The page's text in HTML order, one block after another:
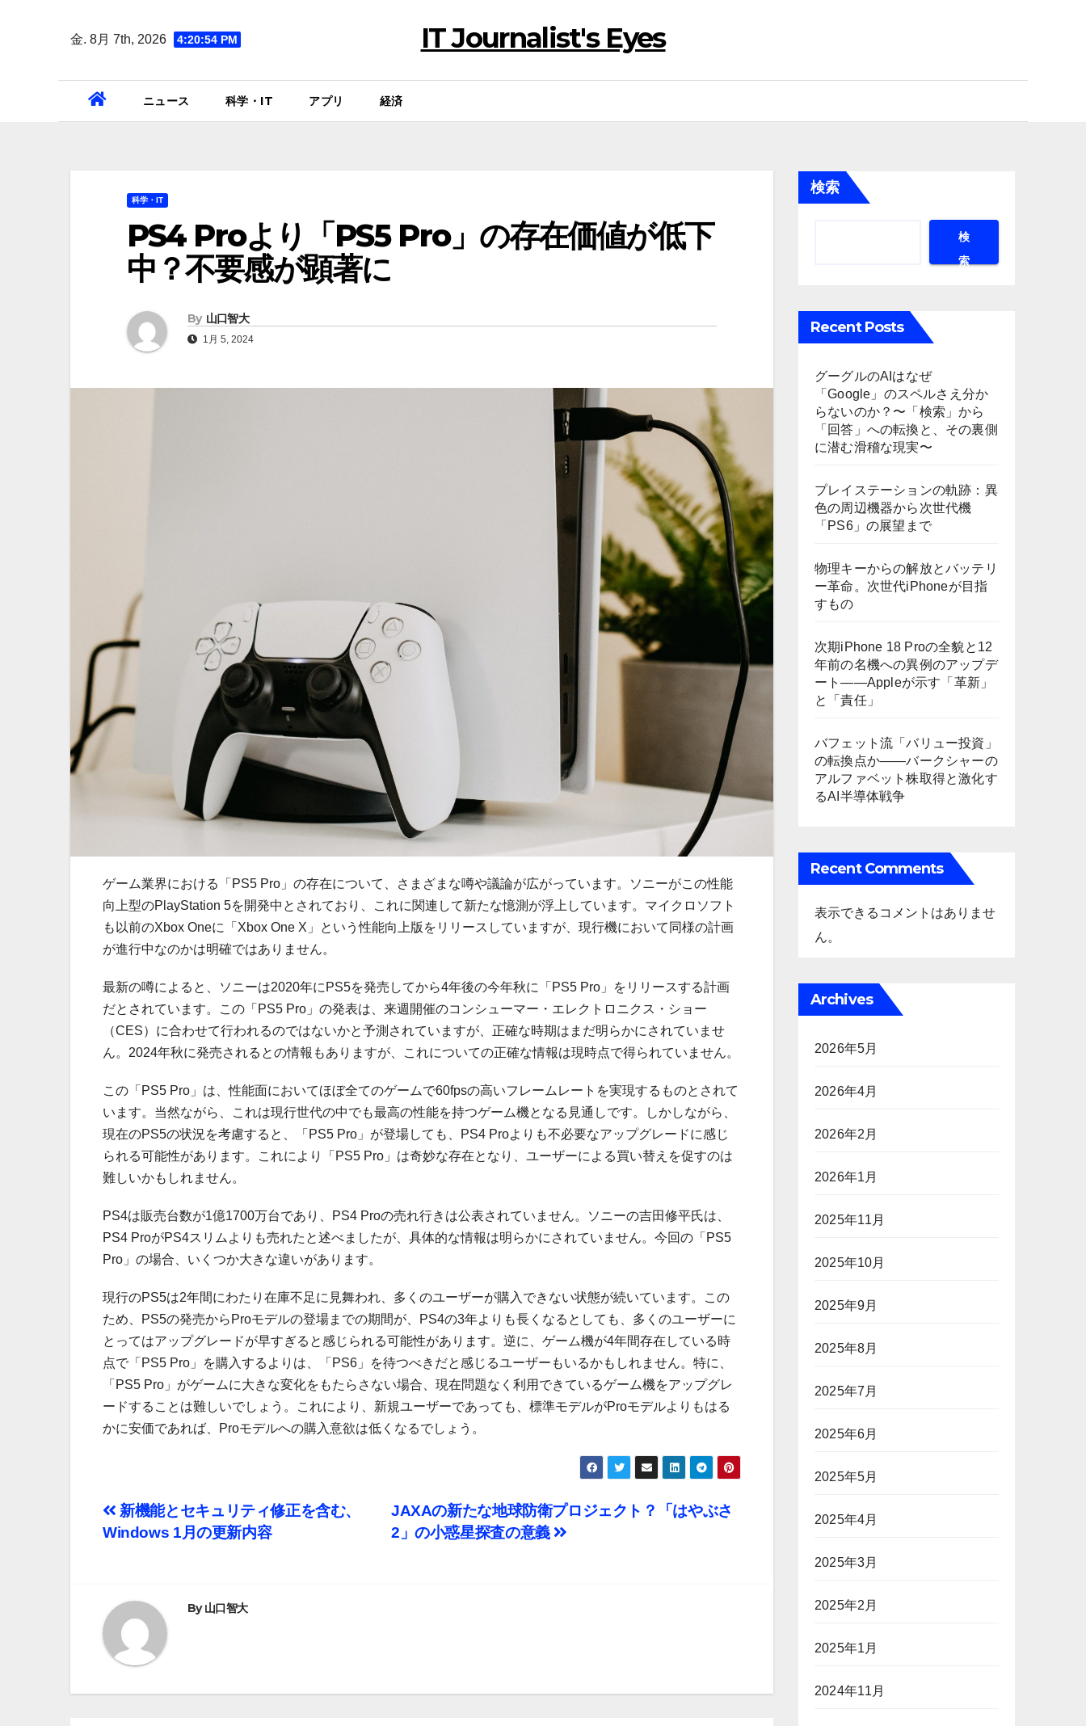
金. 8月 7th, 2026 4:20:55 PM IT Journalist's Eyes
ニュース 科学・IT アプリ 経済
科学・IT
PS4 Proより「PS5 Pro」の存在価値が低下
中？不要感が顕著に
By 山口智大
1月 5, 2024
ゲーム業界における「PS5 Pro」の存在について、さまざまな噂や議論が広がっています。ソニーがこの性能
向上型のPlayStation 5を開発中とされており、これに関連して新たな憶測が浮上しています。マイクロソフト
も以前のXbox Oneに「Xbox One X」という性能向上版をリリースしていますが、現行機において同様の計画
が進行中なのかは明確ではありません。
最新の噂によると、ソニーは2020年にPS5を発売してから4年後の今年秋に「PS5 Pro」をリリースする計画
だとされています。この「PS5 Pro」の発表は、来週開催のコンシューマー・エレクトロニクス・ショー
（CES）に合わせて行われるのではないかと予測されていますが、正確な時期はまだ明らかにされていませ
ん。2024年秋に発売されるとの情報もありますが、これについての正確な情報は現時点で得られていません。
この「PS5 Pro」は、性能面においてほぼ全てのゲームで60fpsの高いフレームレートを実現するものとされて
います。当然ながら、これは現行世代の中でも最高の性能を持つゲーム機となる見通しです。しかしながら、
現在のPS5の状況を考慮すると、「PS5 Pro」が登場しても、PS4 Proよりも不必要なアップグレードに感じ
られる可能性があります。これにより「PS5 Pro」は奇妙な存在となり、ユーザーによる買い替えを促すのは
難しいかもしれません。
PS4は販売台数が1億1700万台であり、PS4 Proの売れ行きは公表されていません。ソニーの吉田修平氏は、
PS4 ProがPS4スリムよりも売れたと述べましたが、具体的な情報は明らかにされていません。今回の「PS5
Pro」の場合、いくつか大きな違いがあります。
現行のPS5は2年間にわたり在庫不足に見舞われ、多くのユーザーが購入できない状態が続いています。この
ため、PS5の発売からProモデルの登場までの期間が、PS4の3年よりも長くなるとしても、多くのユーザーに
とってはアップグレードが早すぎると感じられる可能性があります。逆に、ゲーム機が4年間存在している時
点で「PS5 Pro」を購入するよりは、「PS6」を待つべきだと感じるユーザーもいるかもしれません。特に、
「PS5 Pro」がゲームに大きな変化をもたらさない場合、現在問題なく利用できているゲーム機をアップグレ
ードすることは難しいでしょう。これにより、新規ユーザーであっても、標準モデルがProモデルよりもはる
かに安価であれば、Proモデルへの購入意欲は低くなるでしょう。
投
ビ
ゲ
JAXAの新たな地球防衛プロジェクト？「はやぶさ
2」の小惑星探査の意義
新機能とセキュリティ修正を含む、
Windows 1月の更新内容
By山口智大
検索
検
索
Recent Posts
グーグルのAIはなぜ
「Google」のスペルさえ分か
らないのか？〜「検索」から
「回答」への転換と、その裏側
に潜む滑稽な現実〜
プレイステーションの軌跡：異
色の周辺機器から次世代機
「PS6」の展望まで
物理キーからの解放とバッテリ
ー革命。次世代iPhoneが目指
すもの
次期iPhone 18 Proの全貌と12
年前の名機への異例のアップデ
ート——Appleが示す「革新」
と「責任」
バフェット流「バリュー投資」
の転換点か――バークシャーの
アルファベット株取得と激化す
るAI半導体戦争
Recent Comments
表示できるコメントはありませ
ん。
Archives
2026年5月
2026年4月
2026年2月
2026年1月
2025年11月
2025年10月
2025年9月
2025年8月
2025年7月
2025年6月
2025年5月
2025年4月
2025年3月
2025年2月
2025年1月
2024年11月